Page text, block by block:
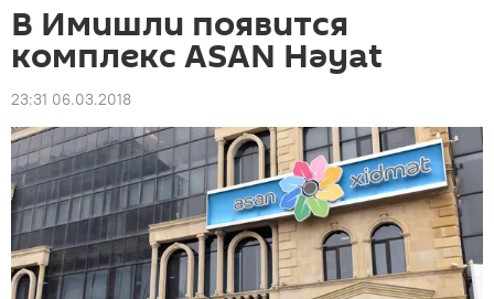
В Имишли появится
комплекс ASAN Həyat
23:31 06.03.2018